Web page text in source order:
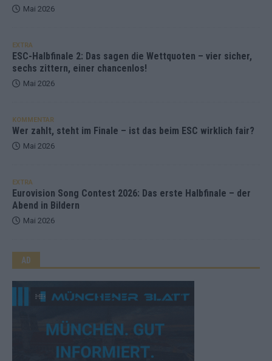
Mai 2026
EXTRA
ESC-Halbfinale 2: Das sagen die Wettquoten – vier sicher,
sechs zittern, einer chancenlos!
Mai 2026
KOMMENTAR
Wer zahlt, steht im Finale – ist das beim ESC wirklich fair?
Mai 2026
EXTRA
Eurovision Song Contest 2026: Das erste Halbfinale – der
Abend in Bildern
Mai 2026
AD